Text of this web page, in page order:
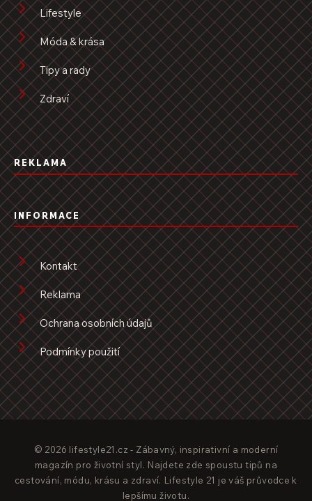
Lifestyle
Móda & krása
Tipy a rady
Zdraví
REKLAMA
INFORMACE
Kontakt
Reklama
Ochrana osobních údajů
Podmínky použití
© 2026 lifestyle21.cz - Zábavný, inspirativní a moderní
magazín pro životní styl. Najdete zde spoustu tipů na
cestování, módu, krásu a zdraví. Lifestyle 21 je váš průvodce k
lepšímu životu.